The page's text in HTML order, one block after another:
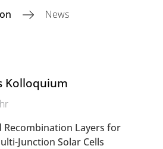
News
Kolloquium
Recombination Layers for
Junction Solar Cells